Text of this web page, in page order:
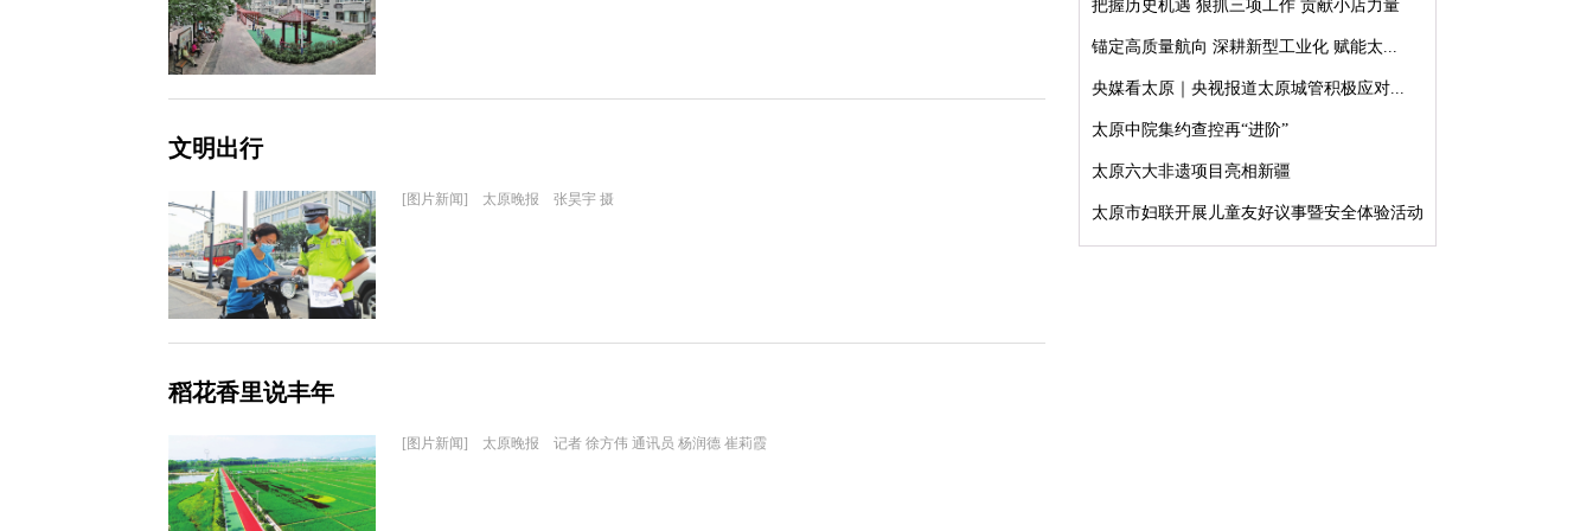
文明出行
[图片新闻] 太原晚报 张昊宇 摄
稻花香里说丰年
[图片新闻] 太原晚报 记者 徐方伟 通讯员 杨润德 崔莉霞
把握历史机遇 狠抓三项工作 贡献小店力量
锚定高质量航向 深耕新型工业化 赋能太...
央媒看太原｜央视报道太原城管积极应对...
太原中院集约查控再“进阶”
太原六大非遗项目亮相新疆
太原市妇联开展儿童友好议事暨安全体验活动